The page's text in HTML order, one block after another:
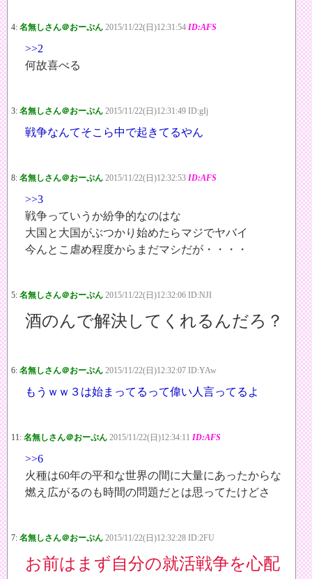
4: 名無しさん＠おーぷん 2015/11/22(日)12:31:54 ID:AFS
>>2
何故喜べる
3: 名無しさん＠おーぷん 2015/11/22(日)12:31:49 ID:gIj
戦争なんてそこら中で起きてるやん
8: 名無しさん＠おーぷん 2015/11/22(日)12:32:53 ID:AFS
>>3
戦争っていうか紛争的なのはな
大国と大国がぶつかり始めたらマジでヤバイ
今んとこ虐め程度からまだマシだが・・・・
5: 名無しさん＠おーぷん 2015/11/22(日)12:32:06 ID:NJI
酒のんで解決してくれるんだろ？
6: 名無しさん＠おーぷん 2015/11/22(日)12:32:07 ID:YAw
もうｗｗ３は始まってるって偉い人言ってるよ
11: 名無しさん＠おーぷん 2015/11/22(日)12:34:11 ID:AFS
>>6
火種は60年の平和な世界の間に大量にあったからな
燃え広がるのも時間の問題だとは思ってたけどさ
7: 名無しさん＠おーぷん 2015/11/22(日)12:32:28 ID:2FU
お前はまず自分の就活戦争を心配